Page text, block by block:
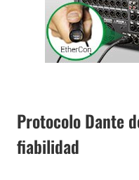
Protocolo Dante
fiabilidad